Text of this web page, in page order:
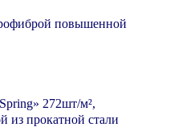
повышенной
272шт/м²,
из прокатной стали